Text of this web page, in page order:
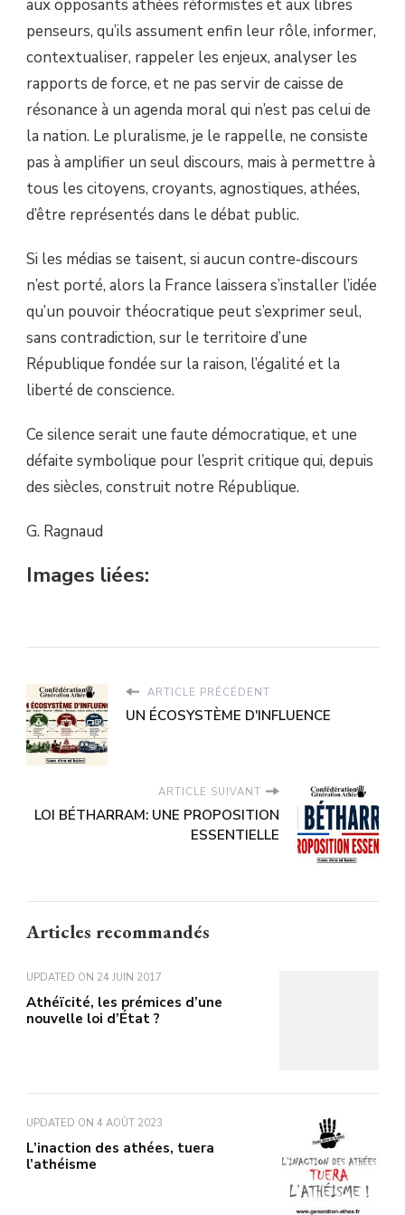
aux opposants athées réformistes et aux libres
penseurs, qu’ils assument enfin leur rôle, informer,
contextualiser, rappeler les enjeux, analyser les
rapports de force, et ne pas servir de caisse de
résonance à un agenda moral qui n’est pas celui de
la nation. Le pluralisme, je le rappelle, ne consiste
pas à amplifier un seul discours, mais à permettre à
tous les citoyens, croyants, agnostiques, athées,
d’être représentés dans le débat public.
Si les médias se taisent, si aucun contre‑discours
n’est porté, alors la France laissera s’installer l’idée
qu’un pouvoir théocratique peut s’exprimer seul,
sans contradiction, sur le territoire d’une
République fondée sur la raison, l’égalité et la
liberté de conscience.
Ce silence serait une faute démocratique, et une
défaite symbolique pour l’esprit critique qui, depuis
des siècles, construit notre République.
G. Ragnaud
Images liées:
ARTICLE PRÉCÉDENT
UN ÉCOSYSTÈME D'INFLUENCE
ARTICLE SUIVANT
LOI BÉTHARRAM: UNE PROPOSITION
ESSENTIELLE
Articles recommandés
UPDATED ON 24 JUIN 2017
Athéïcité, les prémices d’une
nouvelle loi d’État ?
UPDATED ON 4 AOÛT 2023
L’inaction des athées, tuera
l’athéisme